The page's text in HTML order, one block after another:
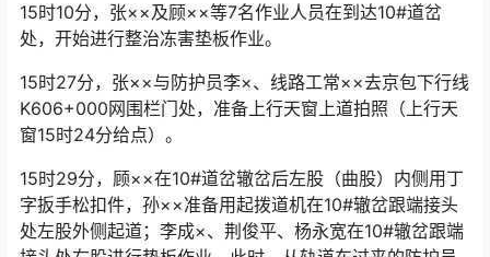
15时10分，张××及顾××等7名作业人员在到达10#道岔
处，开始进行整治冻害垫板作业。
15时27分，张××与防护员李×、线路工常××去京包下行线
K606+000网围栏门处，准备上行天窗上道拍照（上行天
窗15时24分给点）。
15时29分，顾××在10#道岔辙岔后左股（曲股）内侧用丁
字扳手松扣件，孙××准备用起拨道机在10#辙岔跟端接头
处左股外侧起道；李成×、荆俊平、杨永宽在10#辙岔跟端